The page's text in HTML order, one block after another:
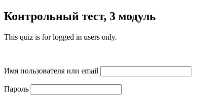
Контрольный тест, 3 модуль
This quiz is for logged in users only.
Имя пользователя или email
Пароль